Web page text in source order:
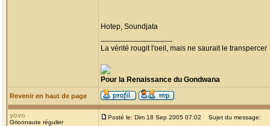
Hotep, Soundjata
La vérité rougit l'oeil, mais ne saurait le transpercer
Pour la Renaissance du Gondwana
Revenir en haut de page
yovo
Grioonaute régulier
Posté le: Dim 18 Sep 2005 07:02 Sujet du message: